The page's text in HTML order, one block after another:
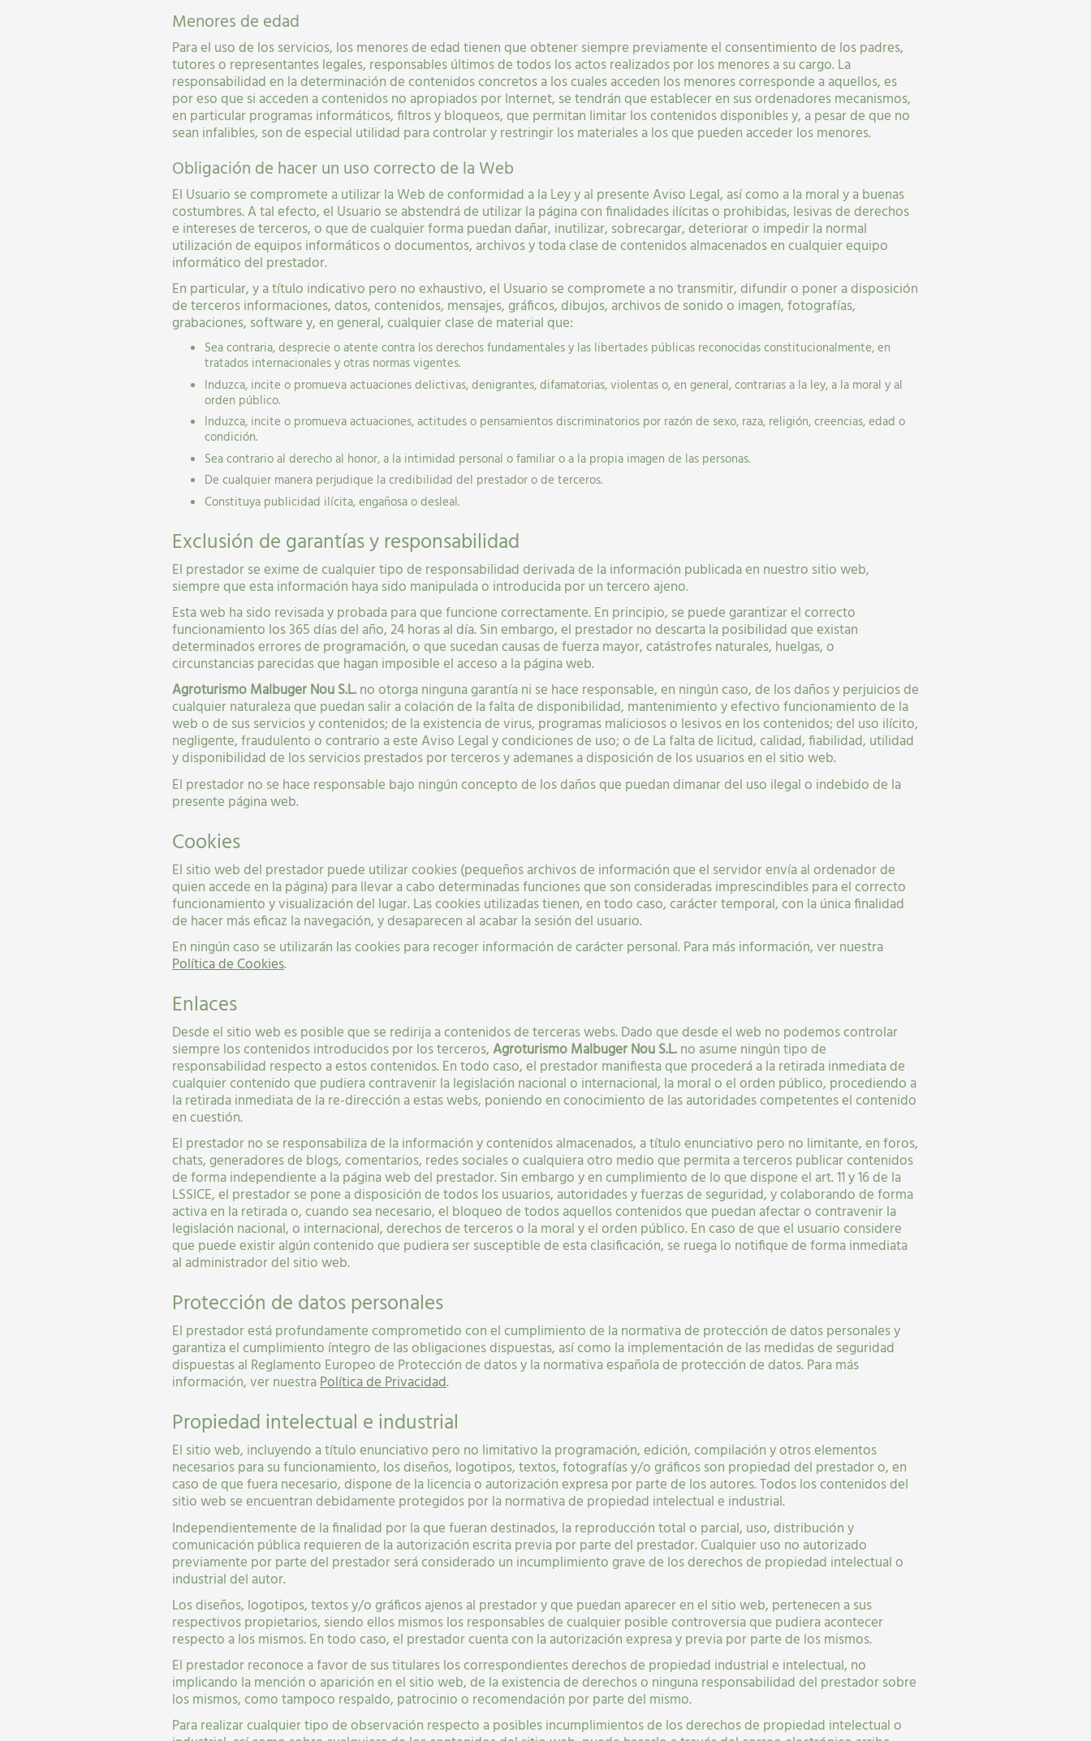
Menores de edad
Para el uso de los servicios, los menores de edad tienen que obtener siempre previamente el consentimiento de los padres,
tutores o representantes legales, responsables últimos de todos los actos realizados por los menores a su cargo. La
responsabilidad en la determinación de contenidos concretos a los cuales acceden los menores corresponde a aquellos, es
por eso que si acceden a contenidos no apropiados por Internet, se tendrán que establecer en sus ordenadores mecanismos,
en particular programas informáticos, filtros y bloqueos, que permitan limitar los contenidos disponibles y, a pesar de que no
sean infalibles, son de especial utilidad para controlar y restringir los materiales a los que pueden acceder los menores.
Obligación de hacer un uso correcto de la Web
El Usuario se compromete a utilizar la Web de conformidad a la Ley y al presente Aviso Legal, así como a la moral y a buenas
costumbres. A tal efecto, el Usuario se abstendrá de utilizar la página con finalidades ilícitas o prohibidas, lesivas de derechos
e intereses de terceros, o que de cualquier forma puedan dañar, inutilizar, sobrecargar, deteriorar o impedir la normal
utilización de equipos informáticos o documentos, archivos y toda clase de contenidos almacenados en cualquier equipo
informático del prestador.
En particular, y a título indicativo pero no exhaustivo, el Usuario se compromete a no transmitir, difundir o poner a disposición
de terceros informaciones, datos, contenidos, mensajes, gráficos, dibujos, archivos de sonido o imagen, fotografías,
grabaciones, software y, en general, cualquier clase de material que:
Sea contraria, desprecie o atente contra los derechos fundamentales y las libertades públicas reconocidas constitucionalmente, en
tratados internacionales y otras normas vigentes.
Induzca, incite o promueva actuaciones delictivas, denigrantes, difamatorias, violentas o, en general, contrarias a la ley, a la moral y al
orden público.
Induzca, incite o promueva actuaciones, actitudes o pensamientos discriminatorios por razón de sexo, raza, religión, creencias, edad o
condición.
Sea contrario al derecho al honor, a la intimidad personal o familiar o a la propia imagen de las personas.
De cualquier manera perjudique la credibilidad del prestador o de terceros.
Constituya publicidad ilícita, engañosa o desleal.
Exclusión de garantías y responsabilidad
El prestador se exime de cualquier tipo de responsabilidad derivada de la información publicada en nuestro sitio web,
siempre que esta información haya sido manipulada o introducida por un tercero ajeno.
Esta web ha sido revisada y probada para que funcione correctamente. En principio, se puede garantizar el correcto
funcionamiento los 365 días del año, 24 horas al día. Sin embargo, el prestador no descarta la posibilidad que existan
determinados errores de programación, o que sucedan causas de fuerza mayor, catástrofes naturales, huelgas, o
circunstancias parecidas que hagan imposible el acceso a la página web.
Agroturismo Malbuger Nou S.L.no otorga ninguna garantía ni se hace responsable, en ningún caso, de los daños y perjuicios de
cualquier naturaleza que puedan salir a colación de la falta de disponibilidad, mantenimiento y efectivo funcionamiento de la
web o de sus servicios y contenidos; de la existencia de virus, programas maliciosos o lesivos en los contenidos; del uso ilícito,
negligente, fraudulento o contrario a este Aviso Legal y condiciones de uso; o de La falta de licitud, calidad, fiabilidad, utilidad
y disponibilidad de los servicios prestados por terceros y ademanes a disposición de los usuarios en el sitio web.
El prestador no se hace responsable bajo ningún concepto de los daños que puedan dimanar del uso ilegal o indebido de la
presente página web.
Cookies
El sitio web del prestador puede utilizar cookies (pequeños archivos de información que el servidor envía al ordenador de
quien accede en la página) para llevar a cabo determinadas funciones que son consideradas imprescindibles para el correcto
funcionamiento y visualización del lugar. Las cookies utilizadas tienen, en todo caso, carácter temporal, con la única finalidad
de hacer más eficaz la navegación, y desaparecen al acabar la sesión del usuario.
En ningún caso se utilizarán las cookies para recoger información de carácter personal. Para más información, ver nuestra
Política de Cookies.
Enlaces
Desde el sitio web es posible que se redirija a contenidos de terceras webs. Dado que desde el web no podemos controlar
siempre los contenidos introducidos por los terceros,Agroturismo Malbuger Nou S.L.no asume ningún tipo de
responsabilidad respecto a estos contenidos. En todo caso, el prestador manifiesta que procederá a la retirada inmediata de
cualquier contenido que pudiera contravenir la legislación nacional o internacional, la moral o el orden público, procediendo a
la retirada inmediata de la re-dirección a estas webs, poniendo en conocimiento de las autoridades competentes el contenido
en cuestión.
El prestador no se responsabiliza de la información y contenidos almacenados, a título enunciativo pero no limitante, en foros,
chats, generadores de blogs, comentarios, redes sociales o cualquiera otro medio que permita a terceros publicar contenidos
de forma independiente a la página web del prestador. Sin embargo y en cumplimiento de lo que dispone el art. 11 y 16 de la
LSSICE, el prestador se pone a disposición de todos los usuarios, autoridades y fuerzas de seguridad, y colaborando de forma
activa en la retirada o, cuando sea necesario, el bloqueo de todos aquellos contenidos que puedan afectar o contravenir la
legislación nacional, o internacional, derechos de terceros o la moral y el orden público. En caso de que el usuario considere
que puede existir algún contenido que pudiera ser susceptible de esta clasificación, se ruega lo notifique de forma inmediata
al administrador del sitio web.
Protección de datos personales
El prestador está profundamente comprometido con el cumplimiento de la normativa de protección de datos personales y
garantiza el cumplimiento íntegro de las obligaciones dispuestas, así como la implementación de las medidas de seguridad
dispuestas al Reglamento Europeo de Protección de datos y la normativa española de protección de datos. Para más
información, ver nuestraPolítica de Privacidad.
Propiedad intelectual e industrial
El sitio web, incluyendo a título enunciativo pero no limitativo la programación, edición, compilación y otros elementos
necesarios para su funcionamiento, los diseños, logotipos, textos, fotografías y/o gráficos son propiedad del prestador o, en
caso de que fuera necesario, dispone de la licencia o autorización expresa por parte de los autores. Todos los contenidos del
sitio web se encuentran debidamente protegidos por la normativa de propiedad intelectual e industrial.
Independientemente de la finalidad por la que fueran destinados, la reproducción total o parcial, uso, distribución y
comunicación pública requieren de la autorización escrita previa por parte del prestador. Cualquier uso no autorizado
previamente por parte del prestador será considerado un incumplimiento grave de los derechos de propiedad intelectual o
industrial del autor.
Los diseños, logotipos, textos y/o gráficos ajenos al prestador y que puedan aparecer en el sitio web, pertenecen a sus
respectivos propietarios, siendo ellos mismos los responsables de cualquier posible controversia que pudiera acontecer
respecto a los mismos. En todo caso, el prestador cuenta con la autorización expresa y previa por parte de los mismos.
El prestador reconoce a favor de sus titulares los correspondientes derechos de propiedad industrial e intelectual, no
implicando la mención o aparición en el sitio web, de la existencia de derechos o ninguna responsabilidad del prestador sobre
los mismos, como tampoco respaldo, patrocinio o recomendación por parte del mismo.
Para realizar cualquier tipo de observación respecto a posibles incumplimientos de los derechos de propiedad intelectual o